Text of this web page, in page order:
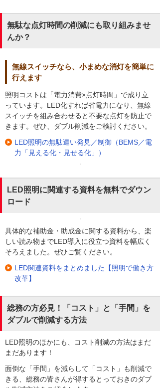
無駄な点灯時間の削減にも取り組みませ
んか？
無線スイッチなら、小まめな消灯を簡単に
行えます
照明コストは「電力消費×点灯時間」で成り立
っています。LED化すれば省電力になり、無線
スイッチを組み合わせると不要な点灯を防止で
きます。ぜひ、ダブル削減をご検討ください。
LED照明の無駄遣い発見／制御（BEMS／電
力「見える化・見せる化」）
LED照明に関連する資料を無料でダウン
ロード
具体的な補助金・助成金に関する資料から、楽
しい読み物までLED導入に役立つ資料を幅広く
そろえました。ぜひご覧ください。
LED関連資料をまとめました【照明で働き方
改革】
総務の方必見！「コスト」と「手間」を
ダブルで削減する方法
LED照明のほかにも、コスト削減の方法はまだ
まだあります！
面倒な「手間」を減らして「コスト」も削減で
きる、総務の皆さんが得するとっておきのダブ